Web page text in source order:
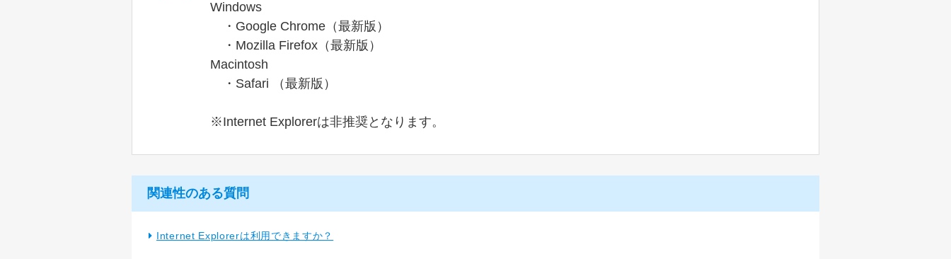
Windows
・Google Chrome（最新版）
・Mozilla Firefox（最新版）
Macintosh
・Safari （最新版）
※Internet Explorerは非推奨となります。
関連性のある質問
Internet Explorerは利用できますか？